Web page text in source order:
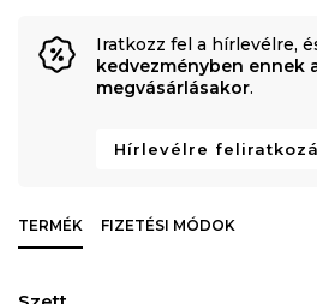
Iratkozz fel a hírlevélre,
kedvezményben ennek
megvásárlásakor.
Hírlevélre
TERMÉK FIZETÉSI MÓDOK